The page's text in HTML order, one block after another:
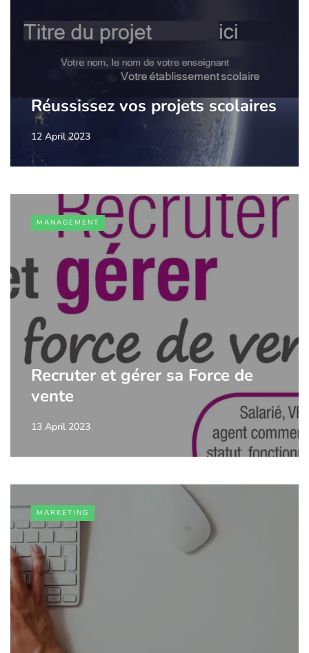
Réussissez vos projets scolaires
12 April 2023
MANAGEMENT
Recruter et gérer sa Force de
vente
13 April 2023
MARKETING